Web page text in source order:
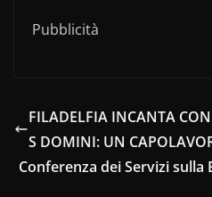
Pubblicità
FILADELFIA INCANTA
S DOMINI: UN
Conferenza dei Servizi sulla